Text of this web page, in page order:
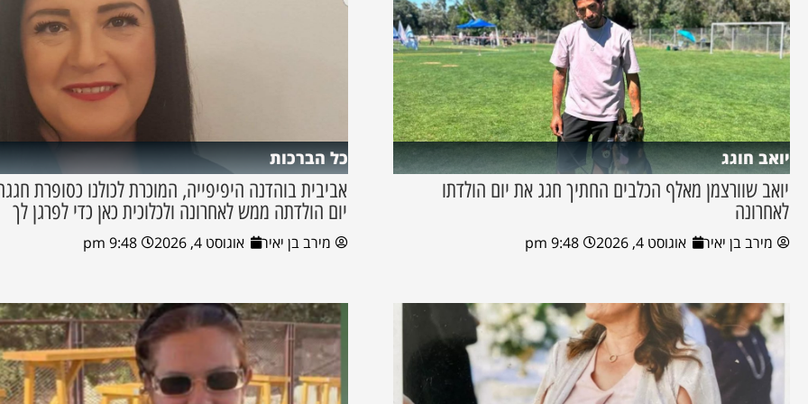
יואב חוגג
יואב שוורצמן מאלף הכלבים החתיך חגג את יום הולדתו
לאחרונה
מירב בן יאיר אוגוסט 4, 2026 9:48 pm
כל הברכות
אביבית בוהדנה היפיפייה, המוכרת לכולנו כסופרת
יום הולדתה ממש לאחרונה ולכלוכית כאן כדי לפרגן לך
מירב בן יאיר אוגוסט 4, 2026 9:48 pm